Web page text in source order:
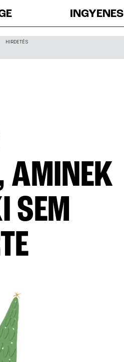
INGYENES
HIRDETÉS
AMINEK
SEM